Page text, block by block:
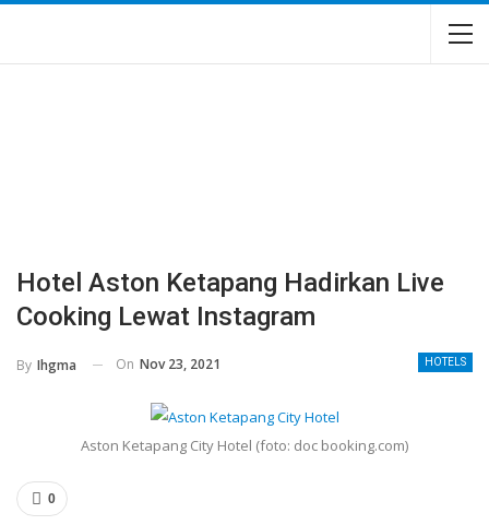
Hotel Aston Ketapang Hadirkan Live
Cooking Lewat Instagram
HOTELS
By Ihgma On Nov 23, 2021
Aston Ketapang City Hotel (foto: doc booking.com)
0